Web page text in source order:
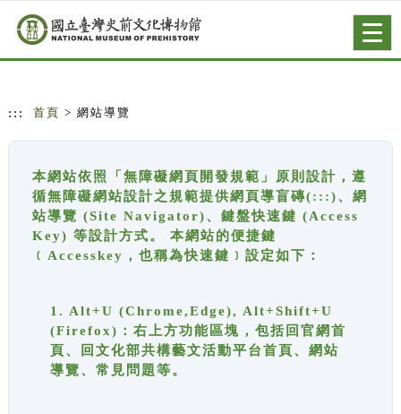
跳到主要內容
網站導覽
::: 首頁 > 網站導覽
本網站依照「無障礙網頁開發規範」原則設計，遵
循無障礙網站設計之規範提供網頁導盲磚(:::)、網
站導覽 (Site Navigator)、鍵盤快速鍵 (Access
Key) 等設計方式。 本網站的便捷鍵
﹝Accesskey，也稱為快速鍵﹞設定如下：
1. Alt+U (Chrome,Edge), Alt+Shift+U
(Firefox)：右上方功能區塊，包括回官網首
頁、回文化部共構藝文活動平台首頁、網站
導覽、常見問題等。